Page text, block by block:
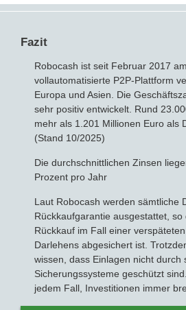
Fazit
Robocash ist seit Februar 2017
vollautomatisierte P2P-Plattform
Europa und Asien. Die
sehr positiv entwickelt. Rund
mehr als 1.201 Millionen Euro als
(Stand 10/2025)
Die durchschnittlichen Zinsen
Prozent pro Jahr
Laut Robocash werden sämtliche
Rückkaufgarantie ausgestattet,
Rückkauf im Fall einer
Darlehens abgesichert ist.
wissen, dass Einlagen nicht durch
Sicherungssysteme geschützt
jedem Fall, Investitionen immer